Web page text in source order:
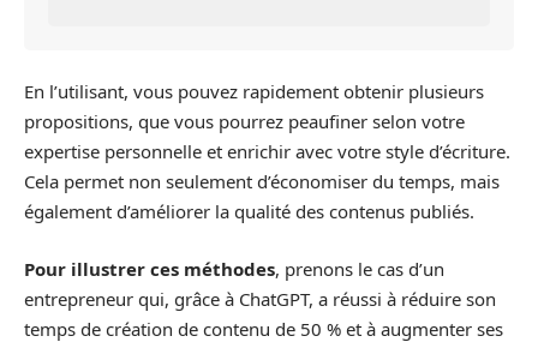
En l’utilisant, vous pouvez rapidement obtenir plusieurs
propositions, que vous pourrez peaufiner selon votre
expertise personnelle et enrichir avec votre style d’écriture.
Cela permet non seulement d’économiser du temps, mais
également d’améliorer la qualité des contenus publiés.
Pour illustrer ces méthodes, prenons le cas d’un
entrepreneur qui, grâce à ChatGPT, a réussi à réduire son
temps de création de contenu de 50 % et à augmenter ses